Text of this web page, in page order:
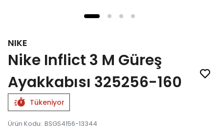
NIKE
Nike Inflict 3 M Güreş
Ayakkabısı 325256-160
Tükeniyor
Ürün Kodu: BSGS4156-13344